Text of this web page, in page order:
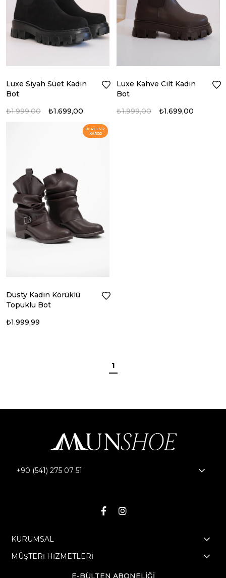
Luxe Siyah Süet Kadın
Bot
₺1.699,00
₺1.999,00
Luxe Kahve Cilt Kadın
Bot
₺1.699,00
₺1.999,00
Dusty Kadın Körüklü
Topuklu Bot
₺1.999,99
ÜCRETSIZ
KARGO
1
+90 (541) 275 07 51
KURUMSAL
MÜŞTERİ HİZMETLERİ
E-BÜLTEN ABONELİĞİ